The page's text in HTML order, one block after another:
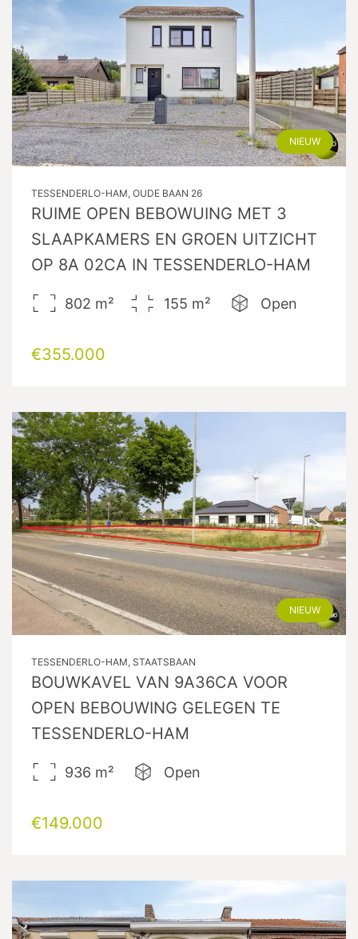
NIEUW
TESSENDERLO-HAM, OUDE BAAN 26
RUIME OPEN BEBOWUING MET 3
SLAAPKAMERS EN GROEN UITZICHT
OP 8A 02CA IN TESSENDERLO-HAM
802 m² 155 m² Open
€355.000
NIEUW
TESSENDERLO-HAM, STAATSBAAN
BOUWKAVEL VAN 9A36CA VOOR
OPEN BEBOUWING GELEGEN TE
TESSENDERLO-HAM
936 m² Open
€149.000